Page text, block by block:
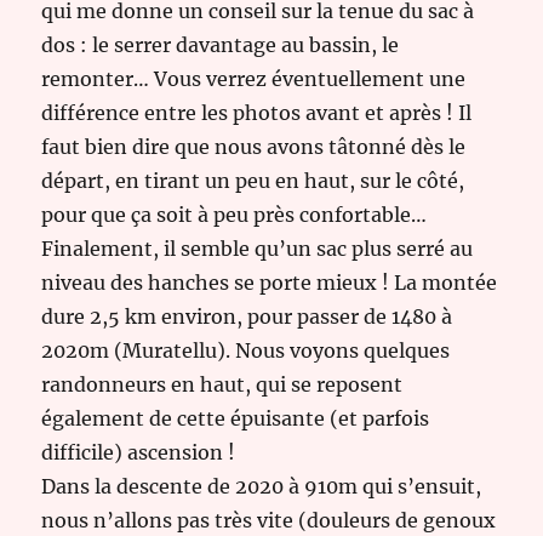
qui me donne un conseil sur la tenue du sac à
dos : le serrer davantage au bassin, le
remonter… Vous verrez éventuellement une
différence entre les photos avant et après ! Il
faut bien dire que nous avons tâtonné dès le
départ, en tirant un peu en haut, sur le côté,
pour que ça soit à peu près confortable…
Finalement, il semble qu’un sac plus serré au
niveau des hanches se porte mieux ! La montée
dure 2,5 km environ, pour passer de 1480 à
2020m (Muratellu). Nous voyons quelques
randonneurs en haut, qui se reposent
également de cette épuisante (et parfois
difficile) ascension !
Dans la descente de 2020 à 910m qui s’ensuit,
nous n’allons pas très vite (douleurs de genoux